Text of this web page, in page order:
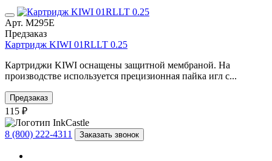
Арт. М295E
Предзаказ
Картридж KIWI 01RLLT 0.25
Картриджи KIWI оснащены защитной мембраной. На
производстве используется прецизионная пайка игл с...
Предзаказ
115 ₽
8 (800) 222-4311 Заказать звонок